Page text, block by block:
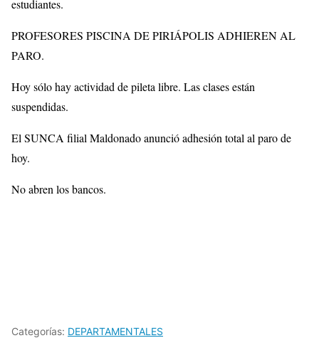
estudiantes.
PROFESORES PISCINA DE PIRIÁPOLIS ADHIEREN AL
PARO.
Hoy sólo hay actividad de pileta libre. Las clases están
suspendidas.
El SUNCA filial Maldonado anunció adhesión total al paro de
hoy.
No abren los bancos.
Categorías: DEPARTAMENTALES